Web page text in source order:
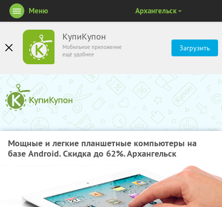
КупиКупон
Мобильное приложение
ещё удобнее
Загрузить
Меню Архангельск
Мощные и легкие планшетные компьютеры на
базе Android. Скидка до 62%. Архангельск